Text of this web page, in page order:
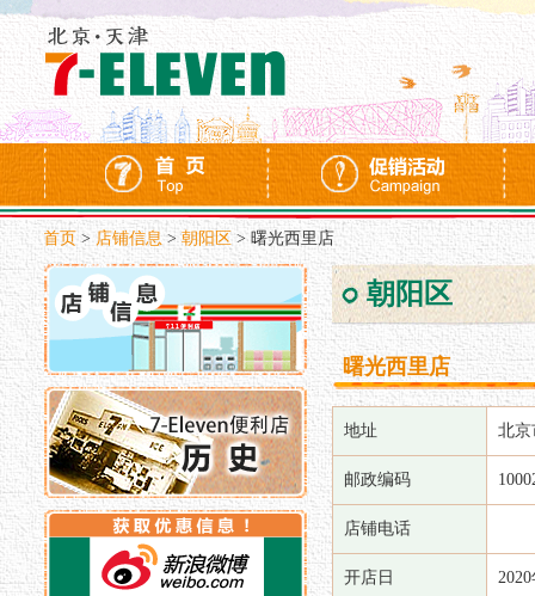
首页 > 店铺信息>朝阳区 >曙光西里店
朝阳区
曙光西里店
地址 北京
邮政编码
店铺电话
开店日